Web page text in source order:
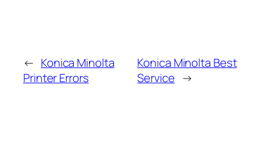
← Konica Minolta
Printer Errors
Konica Minolta Best
Service →